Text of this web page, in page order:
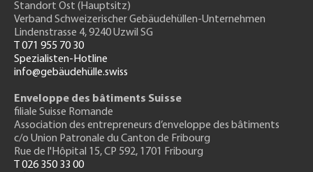
Standort Ost (Hauptsitz)
Verband Schweizerischer Gebäudehüllen-Unternehmen
Lindenstrasse 4, 9240 Uzwil SG
T 071 955 70 30
Spezialisten-Hotline
info@gebäudehülle.swiss
Enveloppe des bâtiments Suisse
filiale Suisse Romande
Association des entrepreneurs d’enveloppe des bâtiments
c/o Union Patronale du Canton de Fribourg
Rue de l'Hôpital 15, CP 592, 1701 Fribourg
T 026 350 33 00